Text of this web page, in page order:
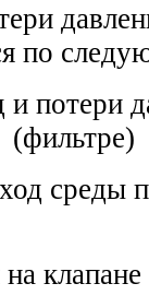
по
среды